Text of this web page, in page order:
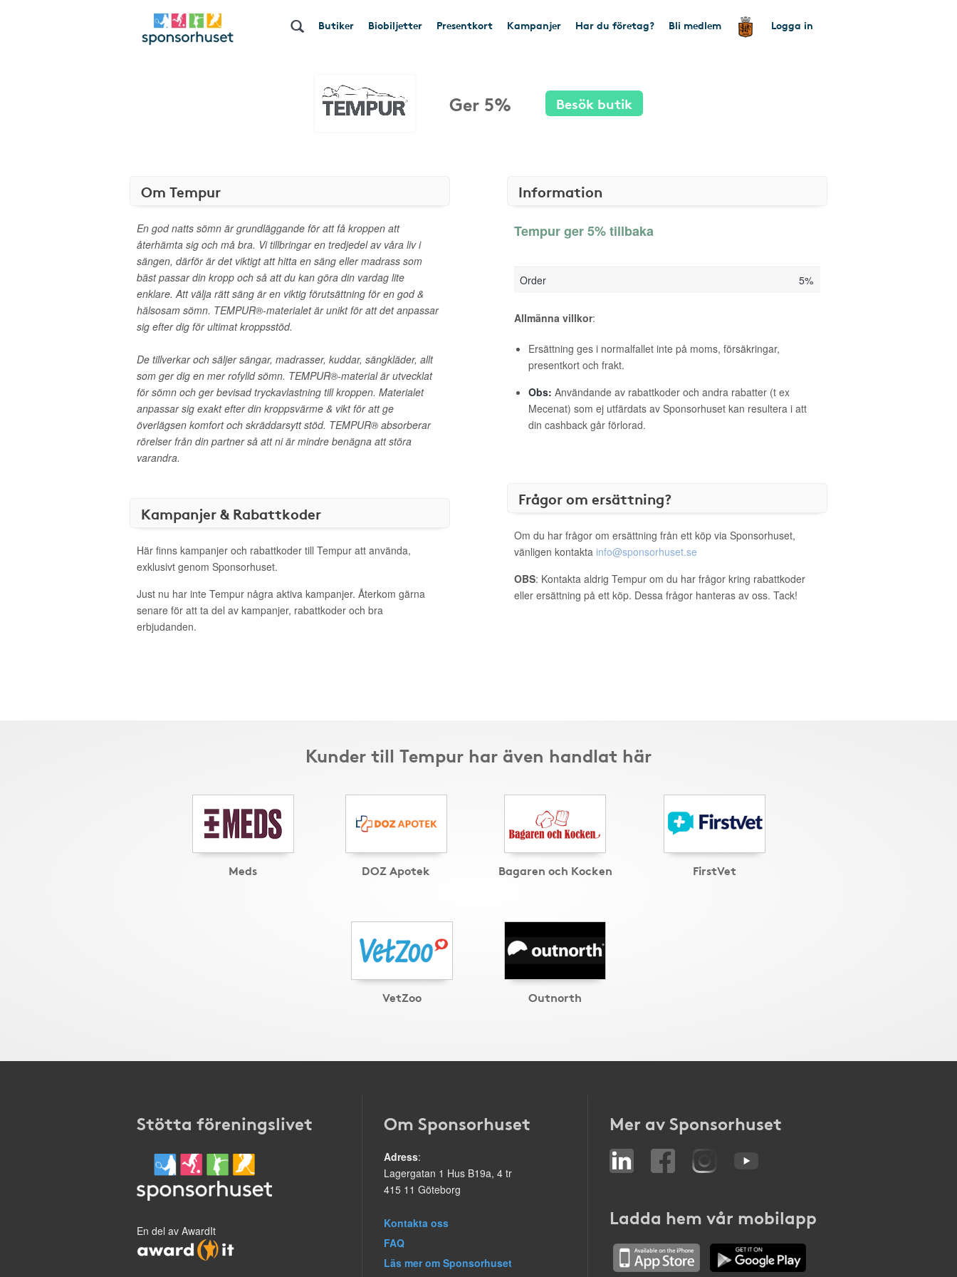
Butiker Biobiljetter Presentkort Kampanjer Har du företag? Bli medlem Logga in
Ger 5% Besök butik
Om Tempur
En god natts sömn är grundläggande för att få kroppen att
återhämta sig och må bra. Vi tillbringar en tredjedel av våra liv i
sängen, därför är det viktigt att hitta en säng eller madrass som
bäst passar din kropp och så att du kan göra din vardag lite
enklare. Att välja rätt säng är en viktig förutsättning för en god &
hälsosam sömn. TEMPUR®-materialet är unikt för att det anpassar
sig efter dig för ultimat kroppsstöd.
De tillverkar och säljer sängar, madrasser, kuddar, sängkläder, allt
som ger dig en mer rofylld sömn. TEMPUR®-material är utvecklat
för sömn och ger bevisad tryckavlastning till kroppen. Materialet
anpassar sig exakt efter din kroppsvärme & vikt för att ge
överlägsen komfort och skräddarsytt stöd. TEMPUR® absorberar
rörelser från din partner så att ni är mindre benägna att störa
varandra.
Kampanjer & Rabattkoder
Här finns kampanjer och rabattkoder till Tempur att använda,
exklusivt genom Sponsorhuset.
Just nu har inte Tempur några aktiva kampanjer. Återkom gärna
senare för att ta del av kampanjer, rabattkoder och bra
erbjudanden.
Information
Tempur ger 5% tillbaka
Order 5%
Allmänna villkor:
Ersättning ges i normalfallet inte på moms, försäkringar,
presentkort och frakt.
Obs: Användande av rabattkoder och andra rabatter (t ex
Mecenat) som ej utfärdats av Sponsorhuset kan resultera i att
din cashback går förlorad.
Frågor om ersättning?
Om du har frågor om ersättning från ett köp via Sponsorhuset,
vänligen kontakta info@sponsorhuset.se
OBS: Kontakta aldrig Tempur om du har frågor kring rabattkoder
eller ersättning på ett köp. Dessa frågor hanteras av oss. Tack!
Kunder till Tempur har även handlat här
Meds DOZ Apotek Bagaren och Kocken FirstVet
VetZoo Outnorth
Stötta föreningslivet
En del av AwardIt
Om Sponsorhuset
Adress:
Lagergatan 1 Hus B19a, 4 tr
415 11 Göteborg
Kontakta oss
FAQ
Läs mer om Sponsorhuset
Mer av Sponsorhuset
Ladda hem vår mobilapp